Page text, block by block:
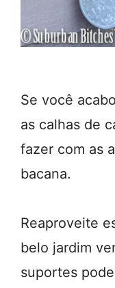
Se você
as calhas de
fazer com as
bacana.
Reaproveite
belo jardim
suportes